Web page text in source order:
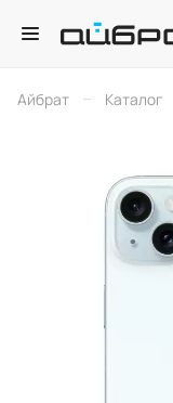
Айбрат – Каталог